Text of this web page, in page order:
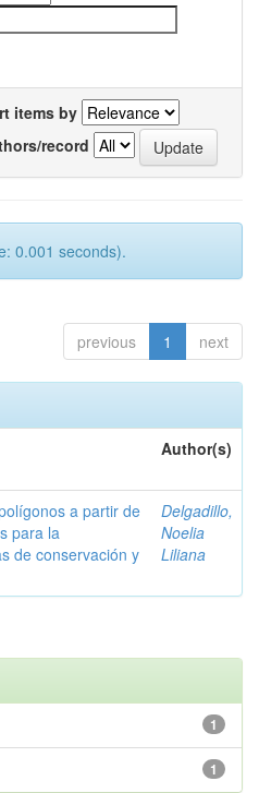
items by
record
0.001 seconds).
previous 1 next
Author(s)
a partir de
para la
de conservación y
Delgadillo,
Noelia
Liliana
1
1